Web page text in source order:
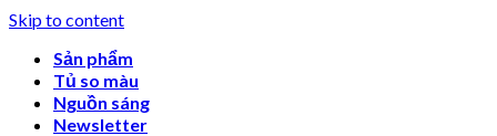
Skip to content
Sản phẩm
Tủ so màu
Nguồn sáng
Newsletter